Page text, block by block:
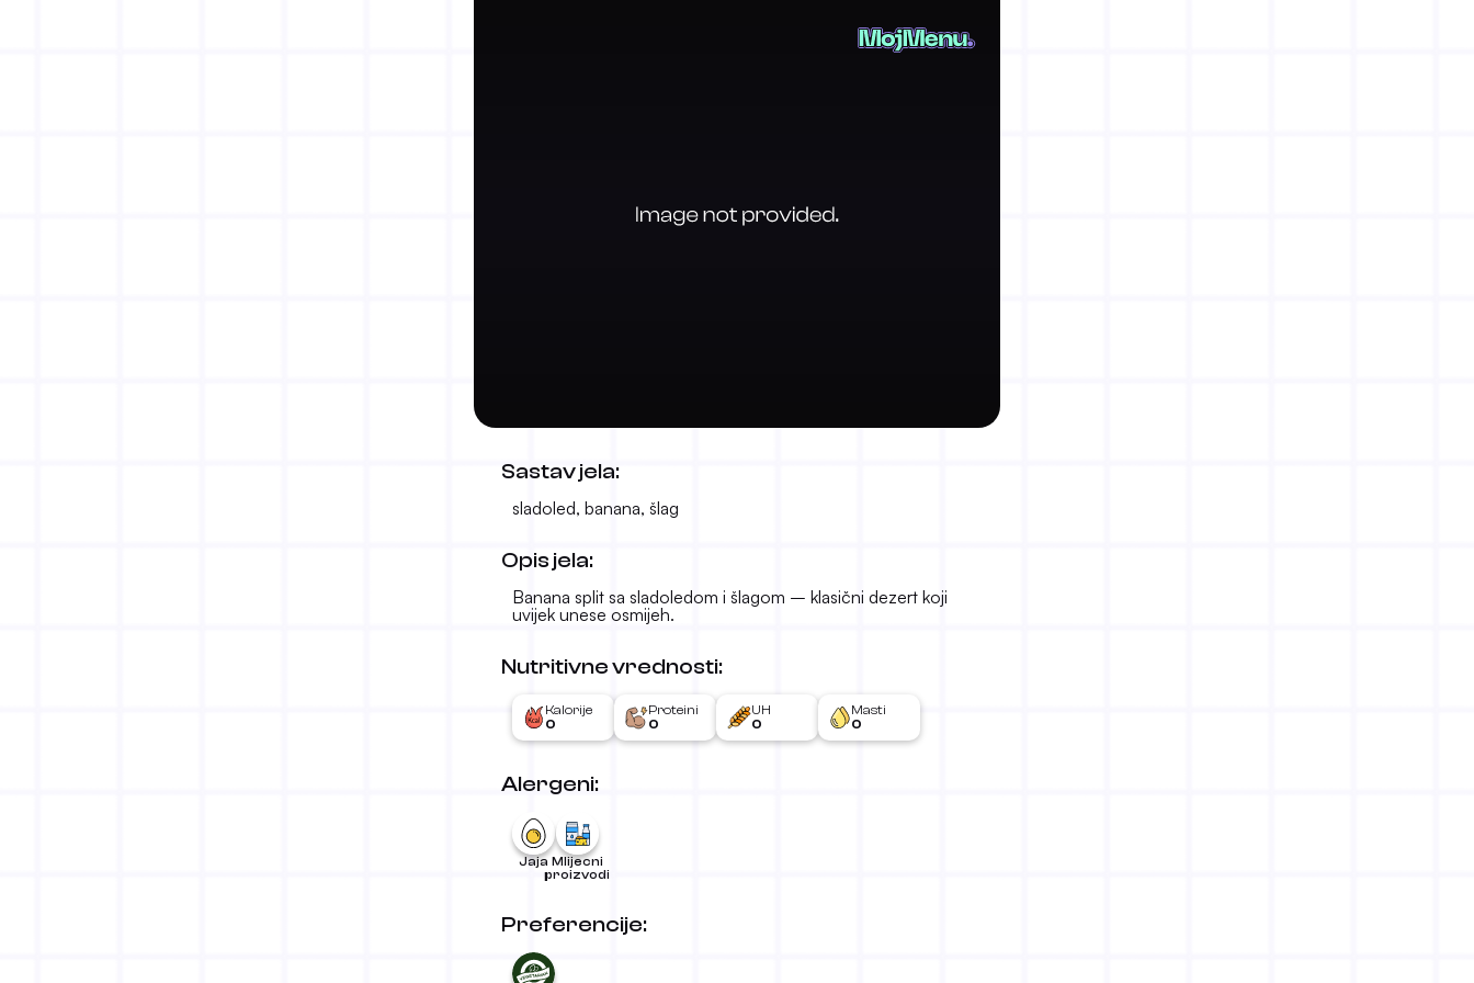
Banana split
Sastav jela:
sladoled, banana, šlag
Opis jela:
Banana split sa sladoledom i šlagom – klasični dezert koji
uvijek unese osmijeh.
Nutritivne vrednosti:
Kalorije
0
Proteini
0
UH
0
Masti
0
Alergeni:
Jaja Mlijecni
proizvodi
Preferencije: